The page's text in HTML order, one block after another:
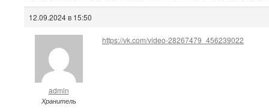
12.09.2024 в 15:50
admin
Хранитель
https://vk.com/video-28267479_456239022